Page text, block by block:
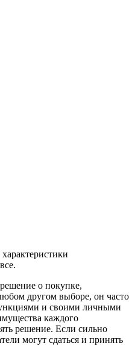
о покупке,
другом выборе, он часто
и своими личными
каждого
решение. Если сильно
могут сдаться и принять